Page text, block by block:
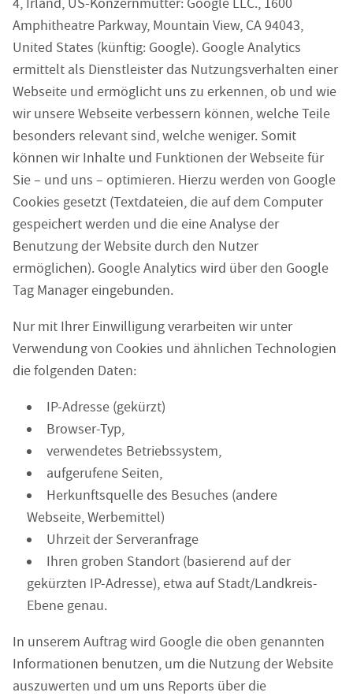
Amphitheatre Parkway, Mountain View, CA 94043,
United States (künftig: Google). Google Analytics
ermittelt als Dienstleister das Nutzungsverhalten einer
Webseite und ermöglicht uns zu erkennen, ob und wie
wir unsere Webseite verbessern können, welche Teile
besonders relevant sind, welche weniger. Somit
können wir Inhalte und Funktionen der Webseite für
Sie – und uns – optimieren. Hierzu werden von Google
Cookies gesetzt (Textdateien, die auf dem Computer
gespeichert werden und die eine Analyse der
Benutzung der Website durch den Nutzer
ermöglichen). Google Analytics wird über den Google
Tag Manager eingebunden.
Nur mit Ihrer Einwilligung verarbeiten wir unter
Verwendung von Cookies und ähnlichen Technologien
die folgenden Daten:
IP-Adresse (gekürzt)
Browser-Typ,
verwendetes Betriebssystem,
aufgerufene Seiten,
Herkunftsquelle des Besuches (andere
Webseite, Werbemittel)
Uhrzeit der Serveranfrage
Ihren groben Standort (basierend auf der
gekürzten IP-Adresse), etwa auf Stadt/Landkreis-
Ebene genau.
In unserem Auftrag wird Google die oben genannten
Informationen benutzen, um die Nutzung der Website
auszuwerten und um uns Reports über die